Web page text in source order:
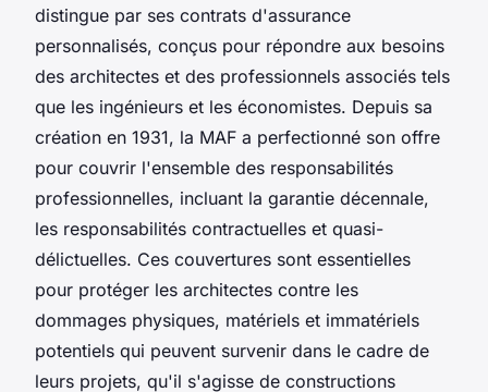
distingue par ses contrats d'assurance
personnalisés, conçus pour répondre aux besoins
des architectes et des professionnels associés tels
que les ingénieurs et les économistes. Depuis sa
création en 1931, la MAF a perfectionné son offre
pour couvrir l'ensemble des responsabilités
professionnelles, incluant la garantie décennale,
les responsabilités contractuelles et quasi-
délictuelles. Ces couvertures sont essentielles
pour protéger les architectes contre les
dommages physiques, matériels et immatériels
potentiels qui peuvent survenir dans le cadre de
leurs projets, qu'il s'agisse de constructions